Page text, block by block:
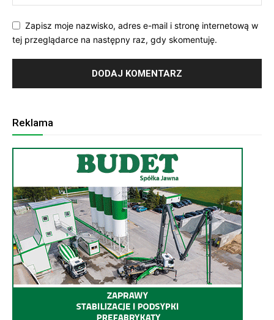
Zapisz moje nazwisko, adres e-mail i stronę internetową w
tej przeglądarce na następny raz, gdy skomentuję.
Reklama